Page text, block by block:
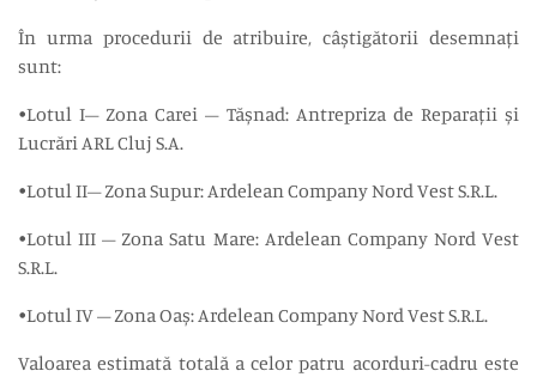
În urma procedurii de atribuire, câștigătorii desemnați
sunt:
•Lotul I– Zona Carei – Tășnad: Antrepriza de Reparații și
Lucrări ARL Cluj S.A.
•Lotul II– Zona Supur: Ardelean Company Nord Vest S.R.L.
•Lotul III – Zona Satu Mare: Ardelean Company Nord Vest
S.R.L.
•Lotul IV – Zona Oaș: Ardelean Company Nord Vest S.R.L.
Valoarea estimată totală a celor patru acorduri-cadru este